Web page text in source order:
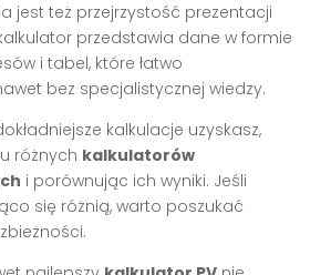
jest też przejrzystość prezentacji
przedstawia dane w formie
i tabel, które łatwo
bez specjalistycznej wiedzy.
kalkulacje uzyskasz,
różnych kalkulatorów
i porównując ich wyniki. Jeśli
się różnią, warto poszukać